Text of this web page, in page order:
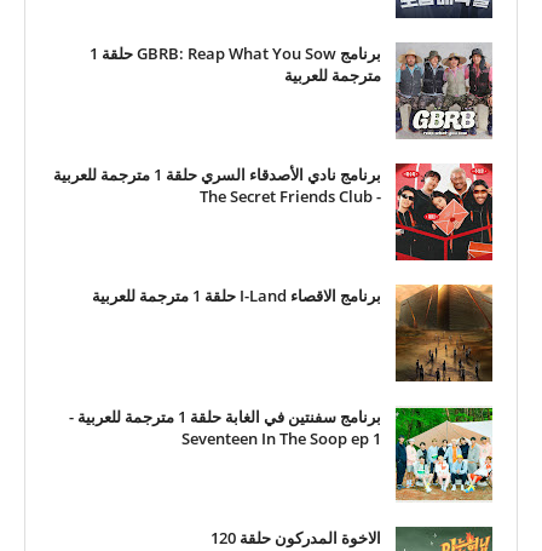
برنامج GBRB: Reap What You Sow حلقة 1
مترجمة للعربية
برنامج نادي الأصدقاء السري حلقة 1 مترجمة للعربية
- The Secret Friends Club
برنامج الاقصاء I-Land حلقة 1 مترجمة للعربية
برنامج سفنتين في الغابة حلقة 1 مترجمة للعربية -
Seventeen In The Soop ep 1
الاخوة المدركون حلقة 120